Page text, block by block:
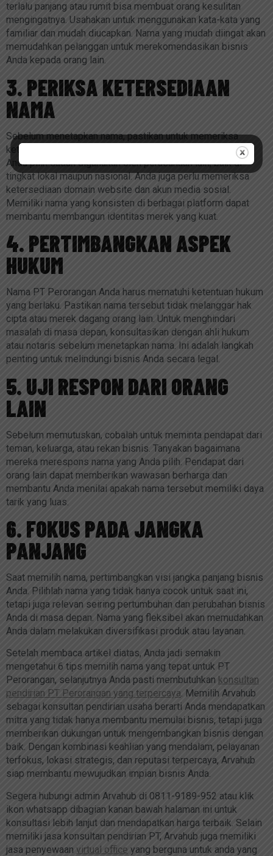
terlalu panjang atau rumit bisa membuat orang kesulitan
mengingatnya. Usahakan untuk menggunakan kata-kata yang
familiar dan mudah diucapkan. Nama yang mudah diingat akan
memudahkan pelanggan untuk merekomendasikan bisnis
Anda kepada orang lain.
3. PERIKSA KETERSEDIAAN
NAMA
Sebelum menetapkan nama, pastikan untuk memeriksa
ketersediaan nama tersebut. Cari tahu apakah nama yang
Anda pilih sudah digunakan oleh perusahaan lain, baik di
tingkat lokal maupun nasional. Anda juga perlu memeriksa
ketersediaan domain website dan akun media sosial.
Memiliki nama yang konsisten di berbagai platform dapat
membantu membangun identitas merek yang kuat.
4. PERTIMBANGKAN ASPEK
HUKUM
Nama PT Perorangan Anda harus mematuhi ketentuan hukum
yang berlaku. Pastikan nama tersebut tidak melanggar hak
cipta atau merek dagang orang lain. Untuk menghindari
masalah di masa depan, konsultasikan dengan ahli hukum
atau notaris sebelum menetapkan nama. Ini adalah langkah
penting untuk melindungi bisnis Anda secara legal.
5. UJI RESPON DARI ORANG
LAIN
Sebelum memutuskan, cobalah untuk meminta pendapat dari
teman, keluarga, atau rekan bisnis. Tanyakan bagaimana
mereka merespons nama yang Anda pilih. Pendapat dari
orang lain dapat memberikan wawasan berharga dan
membantu Anda menilai apakah nama tersebut memiliki daya
tarik yang luas.
6. FOKUS PADA JANGKA
PANJANG
Saat memilih nama, pertimbangkan visi jangka panjang bisnis
Anda. Pilihlah nama yang tidak hanya cocok untuk saat ini,
tetapi juga relevan seiring pertumbuhan dan perubahan bisnis
Anda di masa depan. Nama yang fleksibel akan memudahkan
Anda dalam melakukan diversifikasi produk atau layanan.
Setelah membaca artikel diatas, Anda jadi semakin
mengetahui 6 tips memilih nama yang tepat untuk PT
Perorangan, selanjutnya Anda pasti membutuhkan konsultan
pendirian PT Perorangan yang terpercaya. Memilih Arvahub
sebagai konsultan pendirian usaha berarti Anda mendapatkan
mitra yang tidak hanya membantu memulai bisnis, tetapi juga
memberikan dukungan untuk mengembangkan bisnis dengan
baik. Dengan kombinasi keahlian yang mendalam, pelayanan
terfokus, lokasi strategis, dan reputasi terpercaya, Arvahub
siap membantu mewujudkan impian bisnis Anda.
Segera hubungi admin Arvahub di 0811-9189-952 atau klik
ikon whatsapp dibagian kanan bawah halaman ini untuk
konsultasi lebih lanjut dan mendapatkan harga terbaik. Selain
memiliki jasa konsultan pendirian PT, Arvahub juga memiliki
jasa penyewaan virtual office yang berguna untuk anda yang